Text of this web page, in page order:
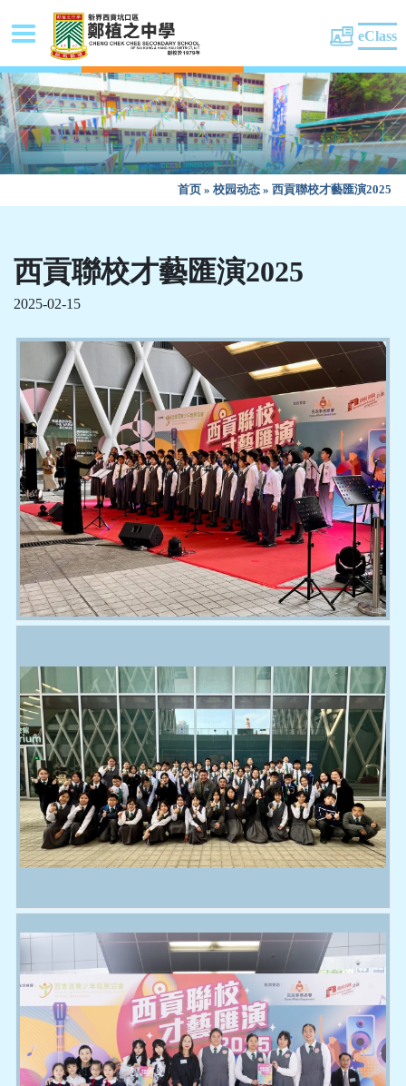
eClass
首页 » 校园动态 » 西貢聯校才藝匯演2025
西貢聯校才藝匯演2025
2025-02-15